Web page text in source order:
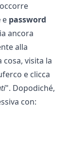
e password
ancora
alla
cosa, visita la
e clicca
". Dopodiché,
con: